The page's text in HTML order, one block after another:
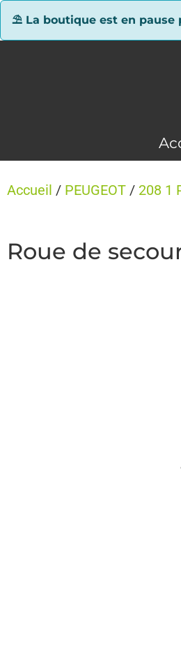
⛱ La boutique est en pause
Accueil / PEUGEOT / 208 1
Roue de
Panneau de gestion des